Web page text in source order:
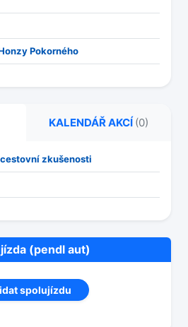
Pokorného
KALENDÁŘ AKCÍ (0)
zkušenosti
(pendl aut)
spolujízdu